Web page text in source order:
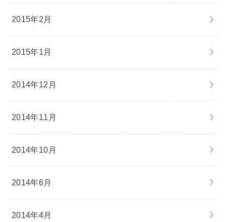
2015年2月
2015年1月
2014年12月
2014年11月
2014年10月
2014年6月
2014年4月